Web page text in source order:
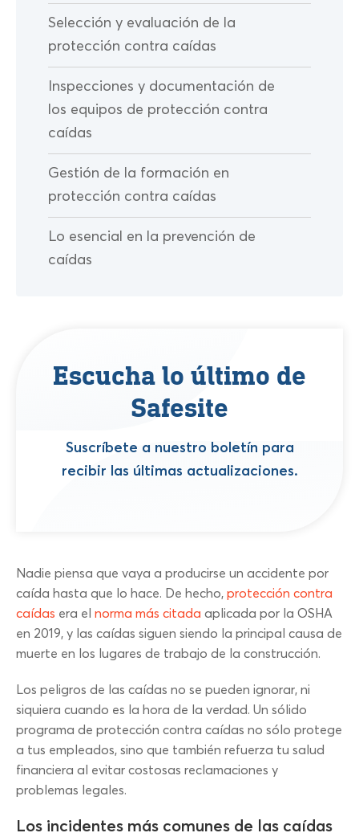
Nadie piensa que vaya a producirse un accidente por
caída hasta que lo hace. De hecho, protección contra
caídas era el norma más citada aplicada por la OSHA
en 2019, y las caídas siguen siendo la principal causa de
muerte en los lugares de trabajo de la construcción.
Los peligros de las caídas no se pueden ignorar, ni
siquiera cuando es la hora de la verdad. Un sólido
programa de protección contra caídas no sólo protege
a tus empleados, sino que también refuerza tu salud
financiera al evitar costosas reclamaciones y
problemas legales.
Los incidentes más comunes de las caídas
Selección y evaluación de la
protección contra caídas
Inspecciones y documentación de
los equipos de protección contra
caídas
Gestión de la formación en
protección contra caídas
Lo esencial en la prevención de
caídas
Escucha lo último de
Safesite
Suscríbete a nuestro boletín para
recibir las últimas actualizaciones.